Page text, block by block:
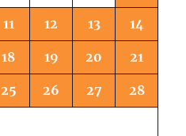
11 12 13 14
18 19 20 21
25 26 27 28